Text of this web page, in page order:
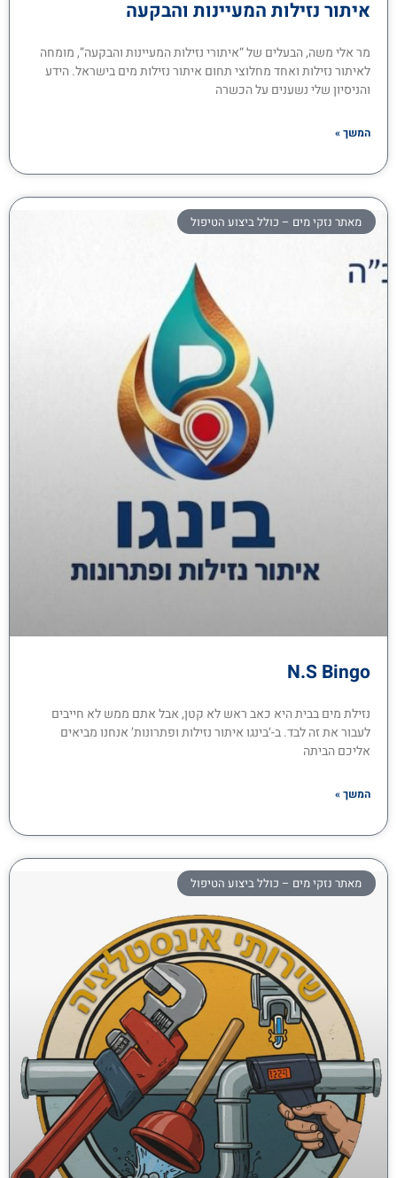
איתור נזילות המעיינות והבקעה
מר אלי משה, הבעלים של “איתורי נזילות המעיינות והבקעה”, מומחה
לאיתור נזילות ואחד מחלוצי תחום איתור נזילות מים בישראל. הידע
והניסיון שלי נשענים על הכשרה
המשך »
מאתר נזקי מים – כולל ביצוע הטיפול
N.s Bingo
נזילת מים בבית היא כאב ראש לא קטן, אבל אתם ממש לא חייבים
לעבור את זה לבד. ב-‘בינגו איתור נזילות ופתרונות’ אנחנו מביאים
אליכם הביתה
המשך »
מאתר נזקי מים – כולל ביצוע הטיפול